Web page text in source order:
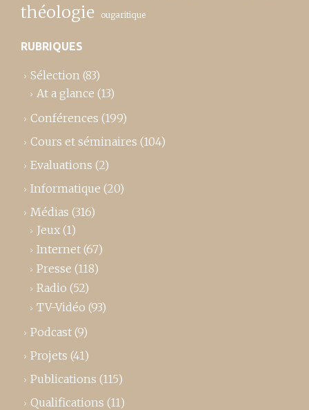
théologie ougaritique
RUBRIQUES
Sélection (83)
At a glance (13)
Conférences (199)
Cours et séminaires (104)
Evaluations (2)
Informatique (20)
Médias (316)
Jeux (1)
Internet (67)
Presse (118)
Radio (52)
TV-Vidéo (93)
Podcast (9)
Projets (41)
Publications (115)
Qualifications (11)